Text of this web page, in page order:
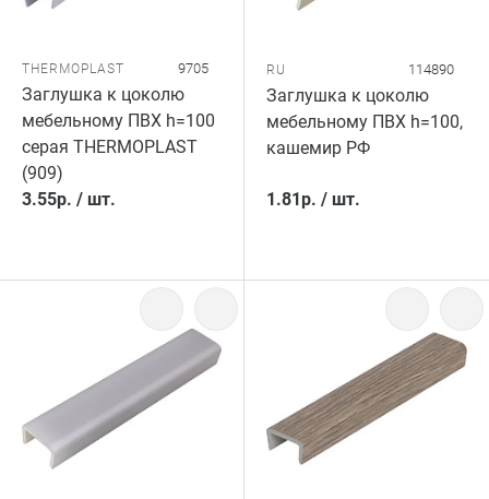
THERMOPLAST 9705
Заглушка к цоколю
мебельному ПВХ h=100
серая THERMOPLAST
(909)
3.55р. / шт.
RU 114890
Заглушка к цоколю
мебельному ПВХ h=100,
кашемир РФ
1.81р. / шт.